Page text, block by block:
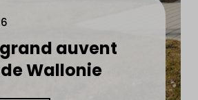
grand auvent
Wallonie